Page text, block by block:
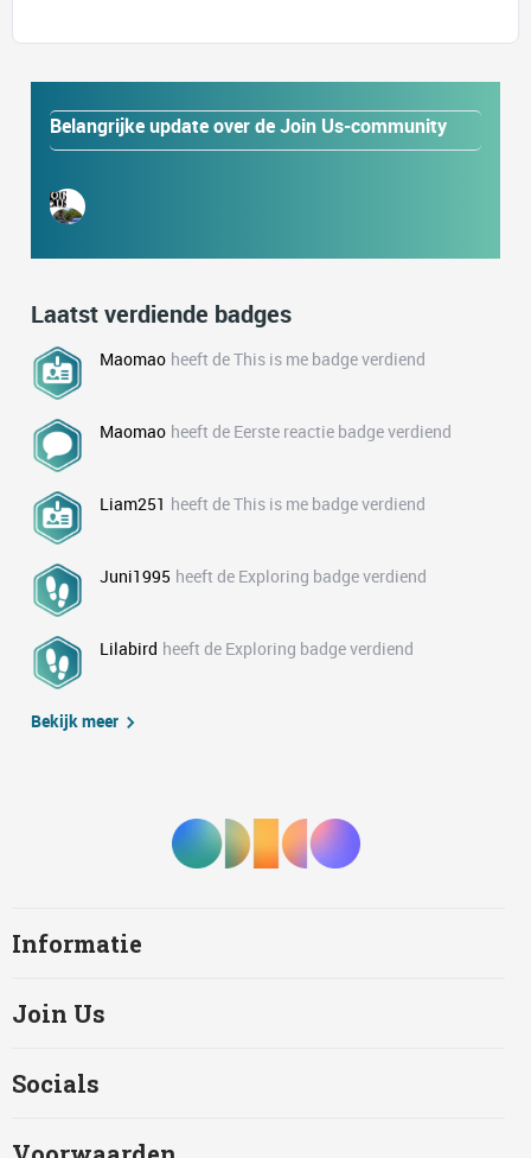
Belangrijke update over de Join Us-community
Laatst verdiende badges
Maomao heeft de This is me badge verdiend
Maomao heeft de Eerste reactie badge verdiend
Liam251 heeft de This is me badge verdiend
Juni1995 heeft de Exploring badge verdiend
Lilabird heeft de Exploring badge verdiend
Bekijk meer
Informatie
Join Us
Socials